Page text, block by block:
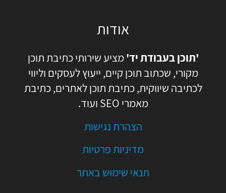
אודות
'תוכן בעבודת יד'מציע שירותי כתיבת תוכן
מקורי, שכתוב תוכן קיים, ייעוץ לעסקים וליווי
לכתיבה שיווקית, כתיבת תוכן לאתרים, כתיבת
מאמרי SEO ועוד.
הצהרת נגישות
מדיניות פרטיות
תנאי שימוש באתר